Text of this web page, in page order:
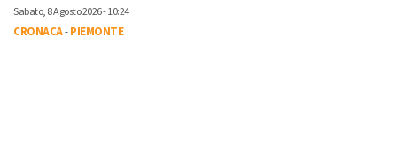
Sabato, 8 Agosto 2026 - 10:24
CRONACA-PIEMONTE